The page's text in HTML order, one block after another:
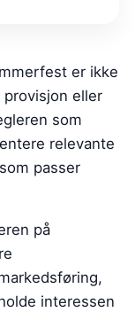
er ikke
eller
som
relevante
passer
på
interessen